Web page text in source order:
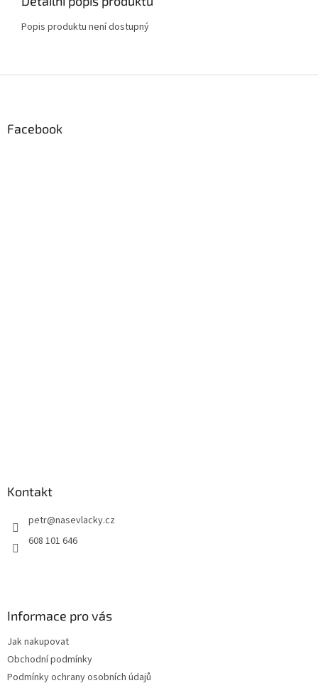
Popis produktu není dostupný
Facebook
Kontakt
petr@nasevlacky.cz
608 101 646
Informace pro vás
Jak nakupovat
Obchodní podmínky
Podmínky ochrany osobních údajů